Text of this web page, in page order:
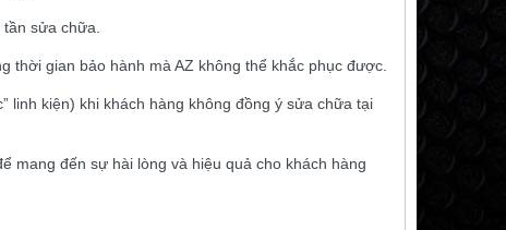
tần sửa chữa.
thời gian bảo hành mà AZ không thể khắc phục được.
linh kiện) khi khách hàng không đồng ý sửa chữa tại
mang đến sự hài lòng và hiệu quả cho khách hàng